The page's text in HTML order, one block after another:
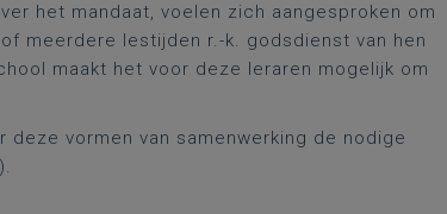
het mandaat, voelen zich aangesproken om
meerdere lestijden r.-k. godsdienst van hen
maakt het voor deze leraren mogelijk om
vormen van samenwerking de nodige